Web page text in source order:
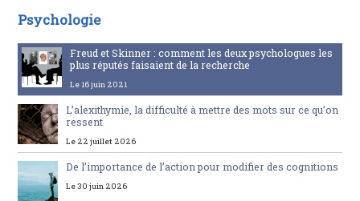
Psychologie
Freud et Skinner : comment les deux psychologues les
plus réputés faisaient de la recherche
Le 16 juin 2021
L’alexithymie, la difficulté à mettre des mots sur ce qu’on
ressent
Le 22 juillet 2026
De l’importance de l’action pour modifier des cognitions
Le 30 juin 2026